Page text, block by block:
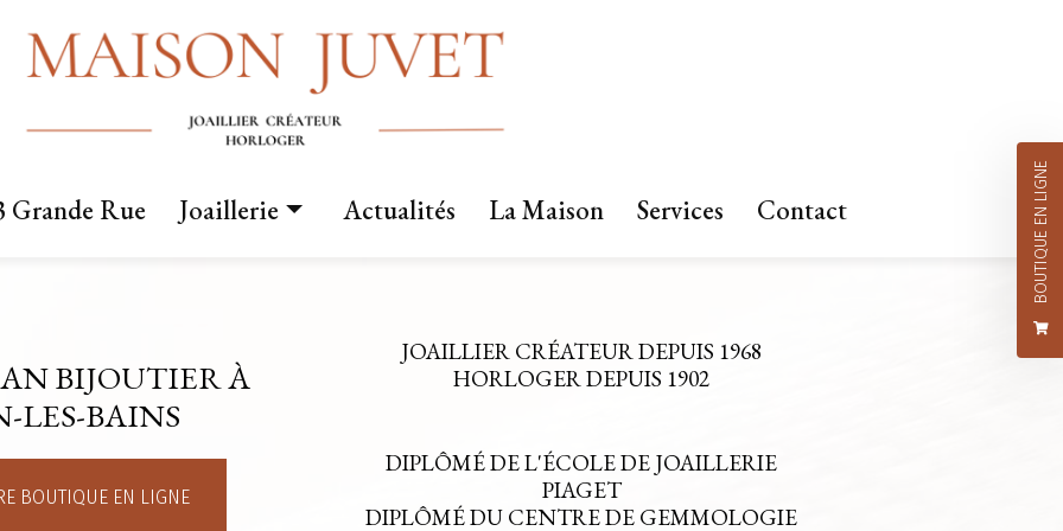
BOUTIQUE EN LIGNE
Grande Rue Joaillerie
Mariage
Actualités La Maison Services Contact
BIJOUTIER À
LES-BAINS
BOUTIQUE EN LIGNE
JOAILLIER CRÉATEUR DEPUIS 1968
HORLOGER DEPUIS 1902
DIPLÔMÉ DE L'ÉCOLE DE JOAILLERIE
PIAGET
DIPLÔMÉ DU CENTRE DE GEMMOLOGIE